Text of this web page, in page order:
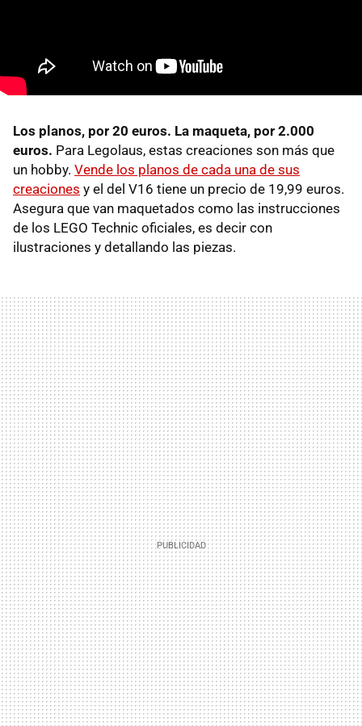
Los planos, por 20 euros. La maqueta, por 2.000
euros. Para Legolaus, estas creaciones son más que
un hobby. Vende los planos de cada una de sus
creaciones y el del V16 tiene un precio de 19,99 euros.
Asegura que van maquetados como las instrucciones
de los LEGO Technic oficiales, es decir con
ilustraciones y detallando las piezas.